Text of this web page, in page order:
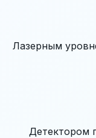
Лазерным
Детектором